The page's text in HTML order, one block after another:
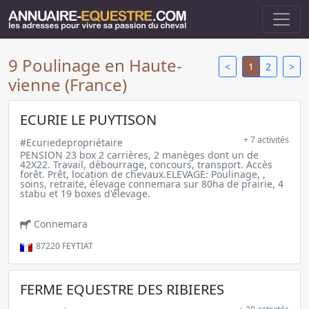
< 1 2 >
9 Poulinage en Haute-
vienne (France)
ECURIE LE PUYTISON
#Ecuriedepropriétaire + 7 activités
PENSION 23 box 2 carrières, 2 manèges dont un de
42X22. Travail, débourrage, concours, transport. Accès
forêt. Prêt, location de chevaux.ELEVAGE: Poulinage, ,
soins, retraite, élevage connemara sur 80ha de prairie, 4
stabu et 19 boxes d'élevage.
Connemara
87220 FEYTIAT
FERME EQUESTRE DES RIBIERES